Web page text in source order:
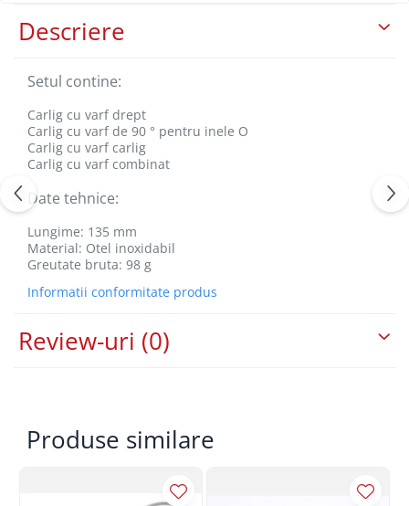
Skoda
Suzuki
Toyota
Volvo
VW
Scule pneumatice
Pistoale pneumatice
Alte Scule Pneumatice
Accesorii Pneumatice
Biax & slefuitor
Pulverizatoare cu aer
Suport Motor
Descriere
Setul contine:
Carlig cu varf drept
Carlig cu varf de 90 ° pentru inele O
Carlig cu varf carlig
Carlig cu varf combinat
Date tehnice:
Lungime: 135 mm
Material: Otel inoxidabil
Greutate bruta: 98 g
Informatii conformitate produs
Review-uri (0)
Produse similare